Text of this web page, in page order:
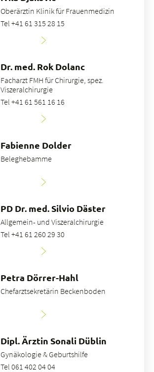
Oberärztin Klinik für Frauenmedizin
Tel +41 61 315 28 15
Dr. med. Rok Dolanc
Facharzt FMH für Chirurgie, spez.
Viszeralchirurgie
Tel +41 61 561 16 16
Fabienne Dolder
Beleghebamme
PD Dr. med. Silvio Däster
Allgemein- und Viszeralchirurgie
Tel +41 61 260 29 30
Petra Dörrer-Hahl
Chefarztsekretärin Beckenboden
Dipl. Ärztin Sonali Düblin
Gynäkologie & Geburtshilfe
Tel 061 402 04 04